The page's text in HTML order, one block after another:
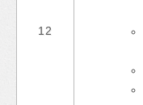
12